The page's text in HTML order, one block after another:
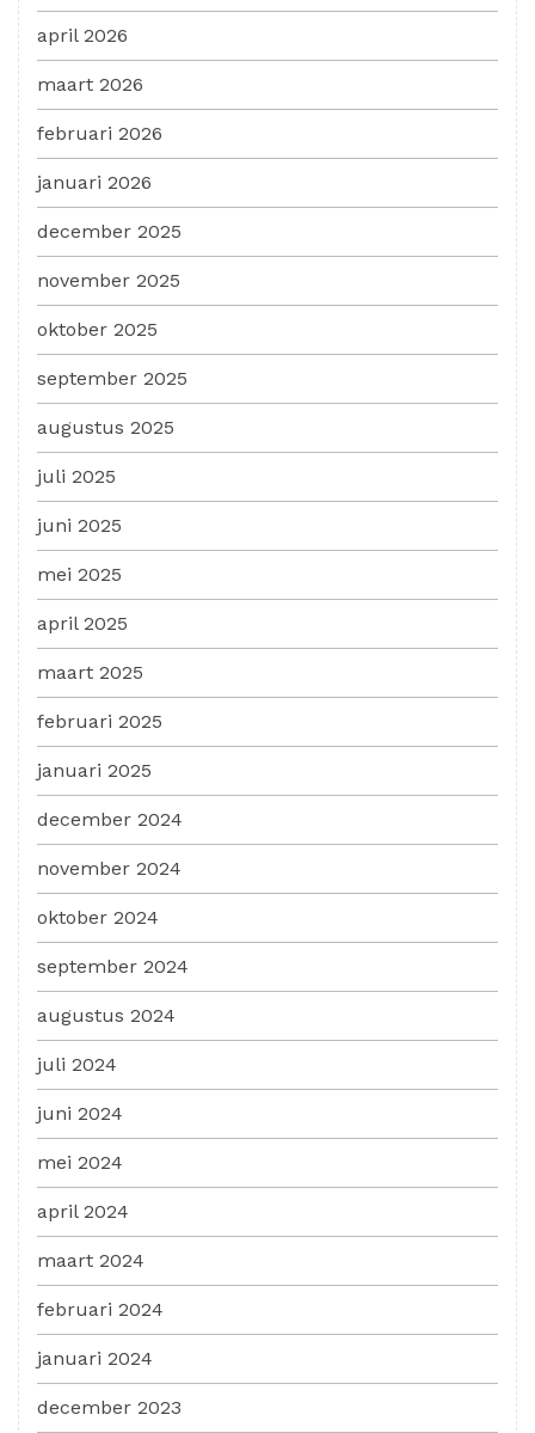
april 2026
maart 2026
februari 2026
januari 2026
december 2025
november 2025
oktober 2025
september 2025
augustus 2025
juli 2025
juni 2025
mei 2025
april 2025
maart 2025
februari 2025
januari 2025
december 2024
november 2024
oktober 2024
september 2024
augustus 2024
juli 2024
juni 2024
mei 2024
april 2024
maart 2024
februari 2024
januari 2024
december 2023